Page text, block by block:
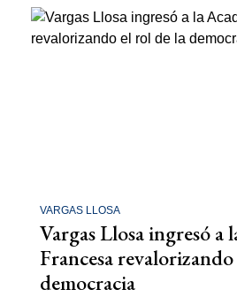
VARGAS LLOSA
Vargas Llosa ingresó a
Francesa
democracia